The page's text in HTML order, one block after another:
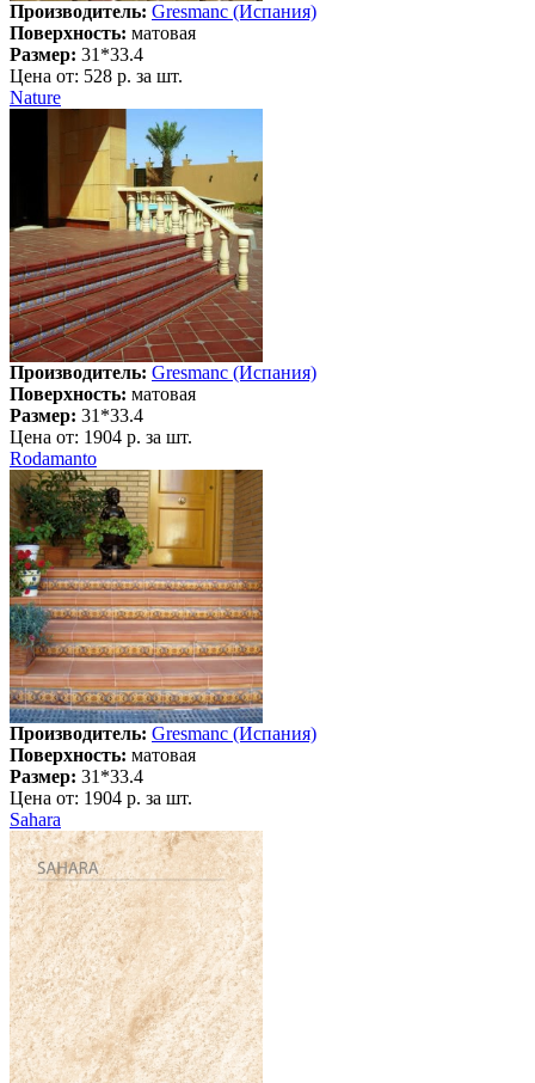
Производитель: Gresmanc (Испания)
Поверхность: матовая
Размер: 31*33.4
Цена от: 528 р. за шт.
Nature
Производитель: Gresmanc (Испания)
Поверхность: матовая
Размер: 31*33.4
Цена от: 1904 р. за шт.
Rodamanto
Производитель: Gresmanc (Испания)
Поверхность: матовая
Размер: 31*33.4
Цена от: 1904 р. за шт.
Sahara